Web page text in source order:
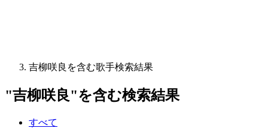
吉柳咲良を含む歌手検索結果
"吉柳咲良"を含む検索結果
すべて